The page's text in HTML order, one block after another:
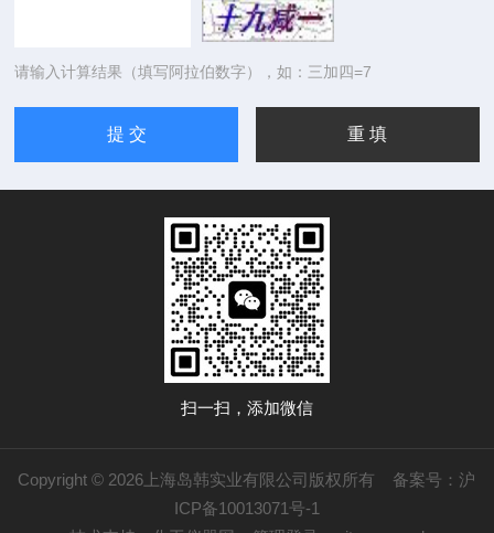
请输入计算结果（填写阿拉伯数字），如：三加四=7
扫一扫，添加微信
Copyright © 2026上海岛韩实业有限公司版权所有 备案号：沪
ICP备10013071号-1